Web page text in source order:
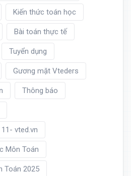
Kiến thức toán học
Bài toán thực tế
Tuyển dụng
Gương mặt Vteders
Thông báo
vted.vn
Môn Toán
Toán 2025